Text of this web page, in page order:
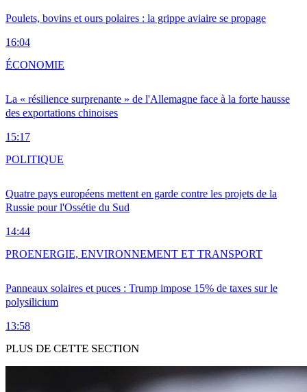
Poulets, bovins et ours polaires : la grippe aviaire se propage
16:04
La « résilience surprenante » de l'Allemagne face à la forte hausse
des exportations chinoises
15:17
ÉCONOMIE
Quatre pays européens mettent en garde contre les projets de la
Russie pour l'Ossétie du Sud
14:44
POLITIQUE
Panneaux solaires et puces : Trump impose 15% de taxes sur le
polysilicium
13:58
PROENERGIE, ENVIRONNEMENT ET TRANSPORT
PLUS DE CETTE SECTION